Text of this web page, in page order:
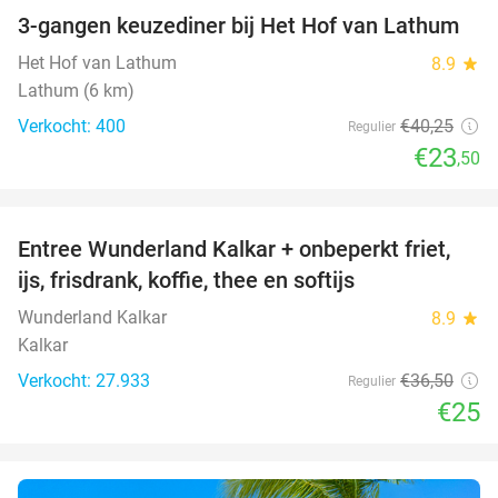
42%
3-gangen keuzediner bij Het Hof van Lathum
Het Hof van Lathum 8.9 star
Lathum (6 km)
Verkocht: 400
Regulier €40,25
€23,50
32%
Entree Wunderland Kalkar + onbeperkt friet,
ijs, frisdrank, koffie, thee en softijs
Wunderland Kalkar 8.9 star
Kalkar
Verkocht: 27.933
Regulier €36,50
€25